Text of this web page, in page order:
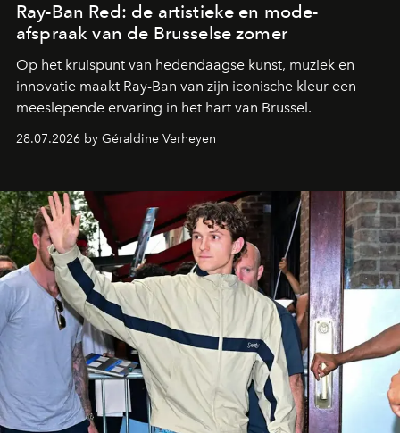
Ray-Ban Red: de artistieke en mode-
afspraak van de Brusselse zomer
Op het kruispunt van hedendaagse kunst, muziek en
innovatie maakt Ray-Ban van zijn iconische kleur een
meeslepende ervaring in het hart van Brussel.
28.07.2026 by Géraldine Verheyen